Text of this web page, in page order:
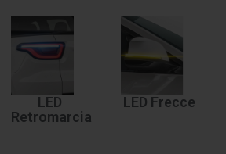
LED
Retromarcia
LED Frecce